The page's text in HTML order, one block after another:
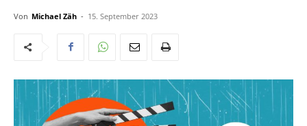
Von Michael Zäh - 15. September 2023